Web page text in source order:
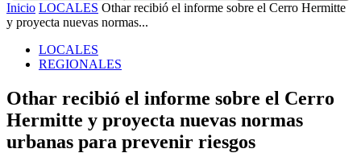
Inicio LOCALES Othar recibió el informe sobre el Cerro Hermitte
y proyecta nuevas normas...
LOCALES
REGIONALES
Othar recibió el informe sobre el Cerro
Hermitte y proyecta nuevas normas
urbanas para prevenir riesgos